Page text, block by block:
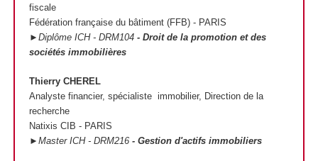
fiscale
Fédération française du bâtiment (FFB) - PARIS
►Diplôme ICH - DRM104 - Droit de la promotion et des
sociétés immobilières
Thierry CHEREL
Analyste financier, spécialiste immobilier, Direction de la
recherche
Natixis CIB - PARIS
►Master ICH - DRM216 - Gestion d'actifs immobiliers